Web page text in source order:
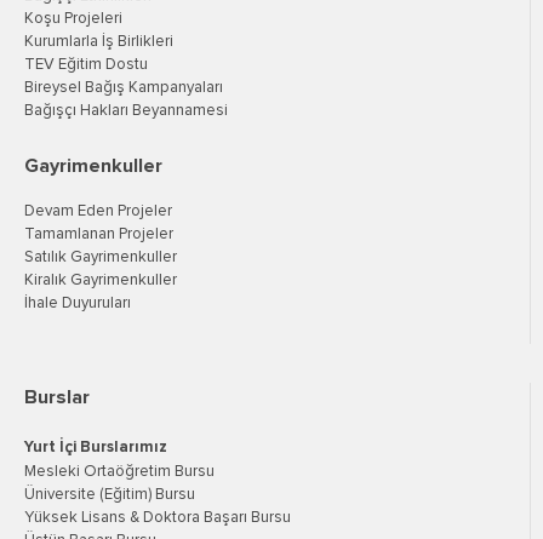
Koşu Projeleri
Kurumlarla İş Birlikleri
TEV Eğitim Dostu
Bireysel Bağış Kampanyaları
Bağışçı Hakları Beyannamesi
Gayrimenkuller
Devam Eden Projeler
Tamamlanan Projeler
Satılık Gayrimenkuller
Kiralık Gayrimenkuller
İhale Duyuruları
Burslar
Yurt İçi Burslarımız
Mesleki Ortaöğretim Bursu
Üniversite (Eğitim) Bursu
Yüksek Lisans & Doktora Başarı Bursu